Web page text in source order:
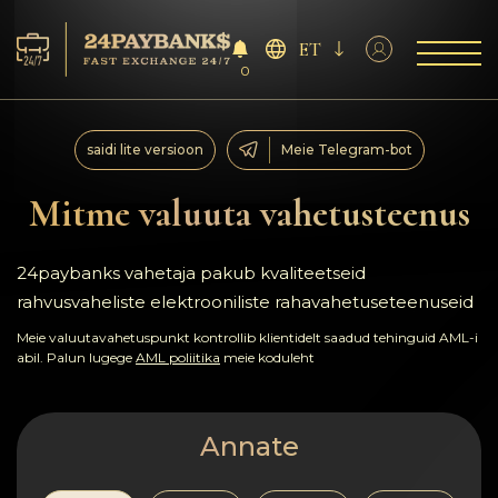
Teenus
Reservid
Partneritele
Tagasiside
0
ET
Mitme valuuta vahetusteenus
saidi lite versioon Meie Telegram-bot
24paybanks vahetaja pakub kvaliteetseid
rahvusvaheliste elektrooniliste rahavahetuseteenuseid
Meie valuutavahetuspunkt kontrollib klientidelt saadud tehinguid AML-i
abil. Palun lugege AML poliitika meie koduleht
Annate